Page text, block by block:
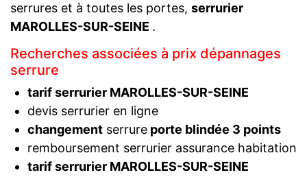
serrures et à toutes les portes, serrurier
MAROLLES-SUR-SEINE .
Recherches associées à prix dépannages
serrure
tarif serrurier MAROLLES-SUR-SEINE
devis serrurier en ligne
changementserrureporte blindée 3 points
remboursement serrurier assurance habitation
tarif serrurier MAROLLES-SUR-SEINE